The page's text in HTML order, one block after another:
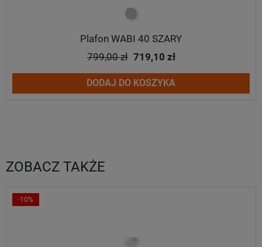
szary
Plafon WABI 40 SZARY
799,00 zł 719,10 zł
DODAJ DO KOSZYKA
ZOBACZ TAKŻE
-10%